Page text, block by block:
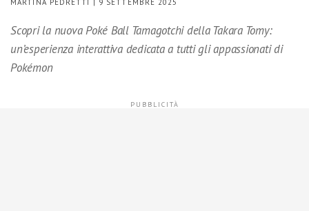
MARTINA PEDRETTI | 9 SETTEMBRE 2025
Scopri la nuova Poké Ball Tamagotchi della Takara Tomy:
un’esperienza interattiva dedicata a tutti gli appassionati di
Pokémon